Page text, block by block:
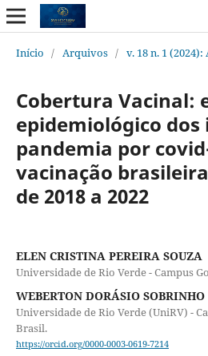
Início / Arquivos / v. 18 n. 1 (2024):
Cobertura Vacinal:
epidemiológico dos
pandemia por
vacinação
de 2018 a 2022
ELEN CRISTINA PEREIRA SOUZA
Universidade de Rio Verde - Campus
WEBERTON DORÁSIO SOBRINHO
Universidade de Rio Verde (UniRV) -
Brasil.
https://orcid.org/0000-0003-0619-7214